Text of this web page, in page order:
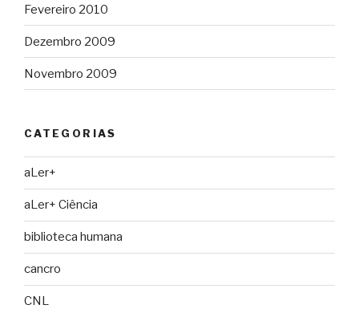
Fevereiro 2010
Dezembro 2009
Novembro 2009
CATEGORIAS
aLer+
aLer+ Ciência
biblioteca humana
cancro
CNL